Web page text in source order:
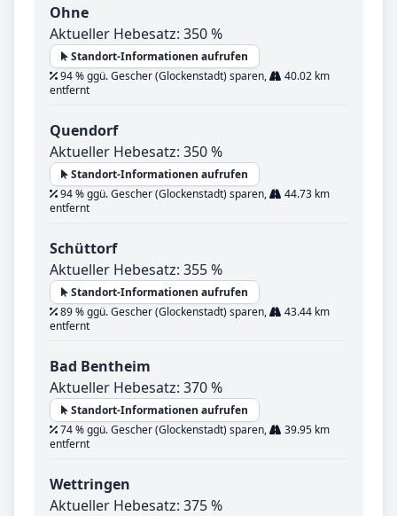
Ohne
Aktueller Hebesatz: 350 %
Standort-Informationen aufrufen
94 % ggü. Gescher (Glockenstadt) sparen,
40.02 km
entfernt
Quendorf
Aktueller Hebesatz: 350 %
Standort-Informationen aufrufen
94 % ggü. Gescher (Glockenstadt) sparen,
44.73 km
entfernt
Schüttorf
Aktueller Hebesatz: 355 %
Standort-Informationen aufrufen
89 % ggü. Gescher (Glockenstadt) sparen,
43.44 km
entfernt
Bad Bentheim
Aktueller Hebesatz: 370 %
Standort-Informationen aufrufen
74 % ggü. Gescher (Glockenstadt) sparen,
39.95 km
entfernt
Wettringen
Aktueller Hebesatz: 375 %